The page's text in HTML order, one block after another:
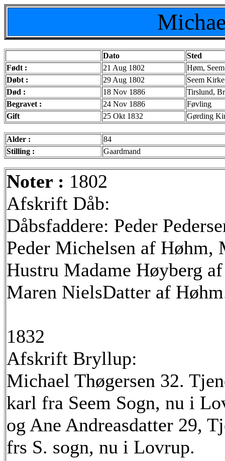
Dato
Sted
Født :
21 Aug 1802
Høm,
Døbt :
29 Aug 1802
Seem Kirke
Død :
18 Nov 1886
Tirslund,
Begravet :
24 Nov 1886
Føvling
Gift
25 Okt 1832 Gørding
Alder :
84
Stilling :
Gaardmand
Noter : 1802
Afskrift Dåb:
Dåbsfaddere: Peder
Peder Michelsen af Høhm,
Hustru Madame Høyberg
Maren NielsDatter af
1832
Afskrift Bryllup:
Michael Thøgersen 32.
karl fra Seem Sogn, nu i
og Ane Andreasdatter 29,
frs S. sogn, nu i Lovrup.